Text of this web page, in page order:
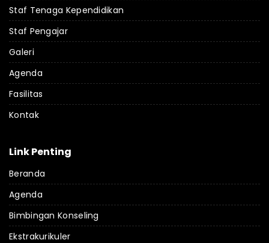
Staf Tenaga Kependidikan
Staf Pengajar
Galeri
Agenda
Fasilitas
Kontak
Link Penting
Beranda
Agenda
Bimbingan Konseling
Ekstrakurikuler